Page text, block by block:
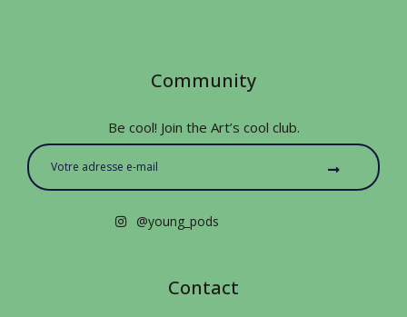
Community
Be cool! Join the Art’s cool club.
@young_pods
Contact